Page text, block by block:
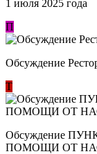
1 июля 2025 года
П
Обсуждение
Т
Обсуждение
ПОМОЩИ ОТ